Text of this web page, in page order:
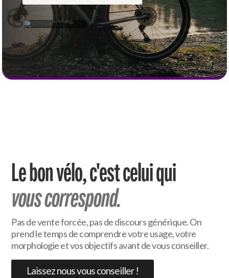
Le bon vélo, c'est celui qui
vous correspond.
Pas de vente forcée, pas de discours générique. On
prend le temps de comprendre votre usage, votre
morphologie et vos objectifs avant de vous conseiller.
Laissez nous vous conseiller !